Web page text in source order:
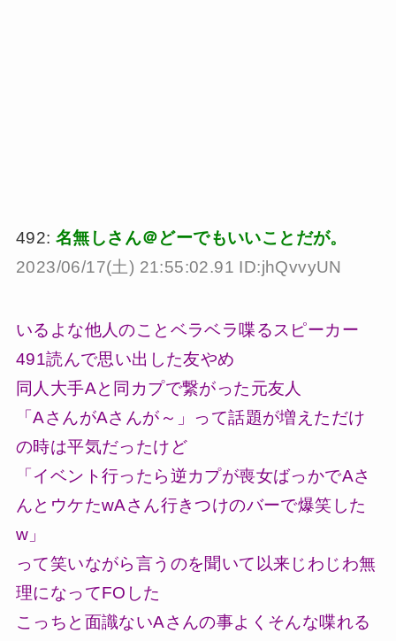
492: 名無しさん＠どーでもいいことだが。
2023/06/17(土) 21:55:02.91 ID:jhQvvyUN
いるよな他人のことベラベラ喋るスピーカー
491読んで思い出した友やめ
同人大手Aと同カプで繋がった元友人
「AさんがAさんが～」って話題が増えただけ
の時は平気だったけど
「イベント行ったら逆カプが喪女ばっかでAさ
んとウケたwAさん行きつけのバーで爆笑した
w」
って笑いながら言うのを聞いて以来じわじわ無
理になってFOした
こっちと面識ないAさんの事よくそんな喋れる